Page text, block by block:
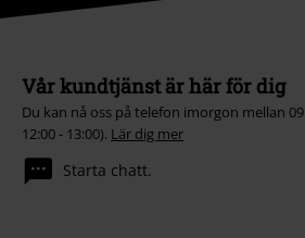
Vår kundtjänst är här för dig
Du kan nå oss på telefon imorgon mellan
12:00 - 13:00). Lär dig mer
Starta chatt.